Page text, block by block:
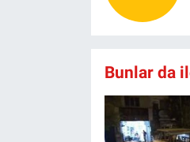
Bunlar da